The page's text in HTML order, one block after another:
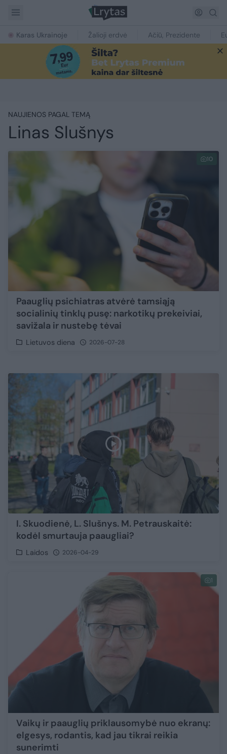
Karas Ukrainoje Žalioji erdvė Ačiū, Prezidente
NAUJIENOS PAGAL TEMĄ
Linas Slušnys
10
Paauglių psichiatras atvėrė tamsiąją
socialinių tinklų pusę: narkotikų prekeiviai,
savižala ir nustebę tėvai
Lietuvos diena 2026-07-28
I. Skuodienė, L. Slušnys. M. Petrauskaitė:
kodėl smurtauja paaugliai?
Laidos 2026-04-29
1
Vaikų ir paauglių priklausomybė nuo ekranų:
elgesys, rodantis, kad jau tikrai reikia
sunerimti